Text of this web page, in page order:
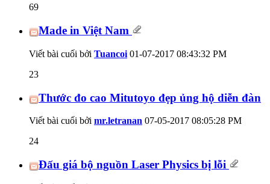
69
Made in Việt Nam
Viết bài cuối bởi Tuancoi 01-07-2017 08:43:32 PM
23
Thước đo cao Mitutoyo đẹp ủng hộ diễn đàn
Viết bài cuối bởi mr.letranan 07-05-2017 08:05:28 PM
24
Đấu giá bộ nguồn Laser Physics bị lỗi